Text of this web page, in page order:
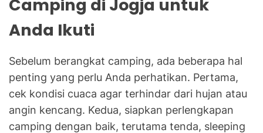
Camping di Jogja untuk
Anda Ikuti
Sebelum berangkat camping, ada beberapa hal
penting yang perlu Anda perhatikan. Pertama,
cek kondisi cuaca agar terhindar dari hujan atau
angin kencang. Kedua, siapkan perlengkapan
camping dengan baik, terutama tenda, sleeping